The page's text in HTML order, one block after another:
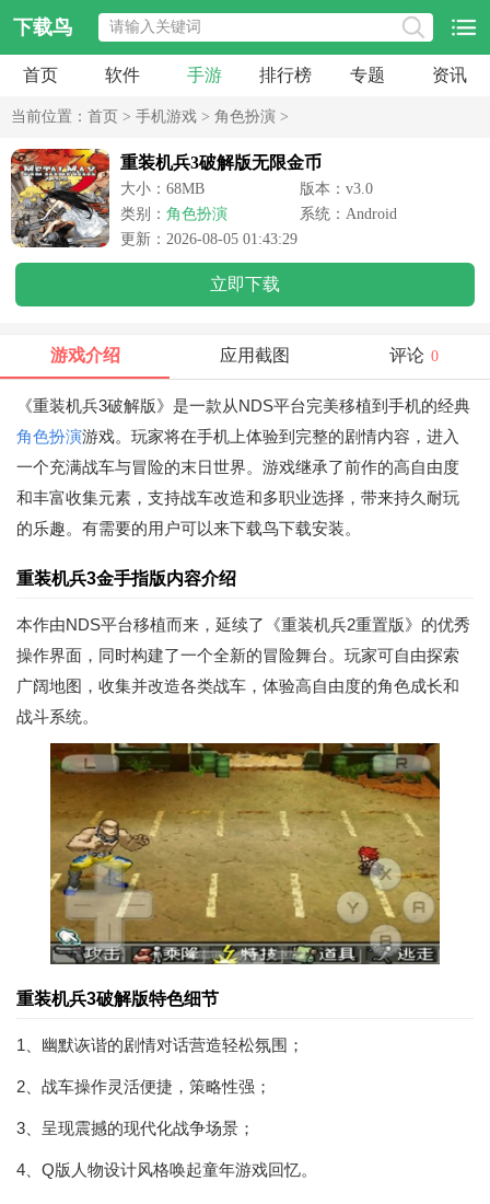
下载鸟
首页 软件 手游 排行榜 专题 资讯
当前位置： 首页 > 手机游戏 > 角色扮演 >
重装机兵3破解版无限金币
大小：68MB
版本：v3.0
类别： 角色扮演
系统：Android
更新：2026-08-05 01:43:29
立即下载
游戏介绍 应用截图 评论 0
《重装机兵3破解版》是一款从NDS平台完美移植到手机的经典
角色扮演游戏。玩家将在手机上体验到完整的剧情内容，进入
一个充满战车与冒险的末日世界。游戏继承了前作的高自由度
和丰富收集元素，支持战车改造和多职业选择，带来持久耐玩
的乐趣。有需要的用户可以来下载鸟下载安装。
重装机兵3金手指版内容介绍
本作由NDS平台移植而来，延续了《重装机兵2重置版》的优秀
操作界面，同时构建了一个全新的冒险舞台。玩家可自由探索
广阔地图，收集并改造各类战车，体验高自由度的角色成长和
战斗系统。
重装机兵3破解版特色细节
1、幽默诙谐的剧情对话营造轻松氛围；
2、战车操作灵活便捷，策略性强；
3、呈现震撼的现代化战争场景；
4、Q版人物设计风格唤起童年游戏回忆。